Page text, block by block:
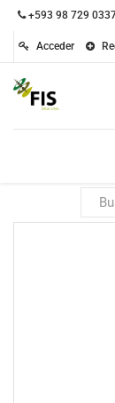
+593 98 729
Acceder